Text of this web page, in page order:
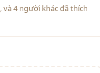
, và4người khácđã thích